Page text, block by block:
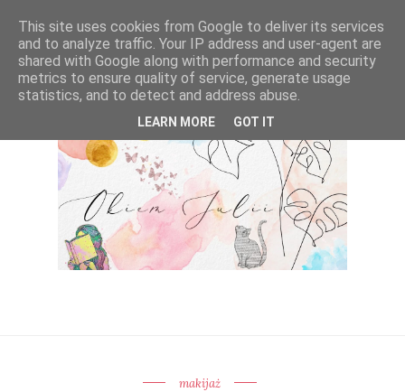
makijaż
This site uses cookies from Google to deliver its services
and to analyze traffic. Your IP address and user-agent are
shared with Google along with performance and security
metrics to ensure quality of service, generate usage
statistics, and to detect and address abuse.
LEARN MORE GOT IT